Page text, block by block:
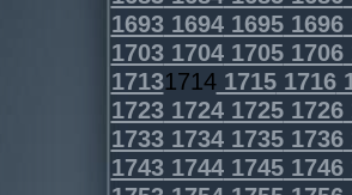
1693169416951696
1703170417051706
1713171417151716
1723172417251726
1733173417351736
1743174417451746